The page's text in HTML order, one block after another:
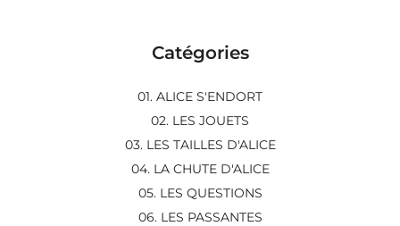
Catégories
01. ALICE S'ENDORT
02. LES JOUETS
03. LES TAILLES D'ALICE
04. LA CHUTE D'ALICE
05. LES QUESTIONS
06. LES PASSANTES